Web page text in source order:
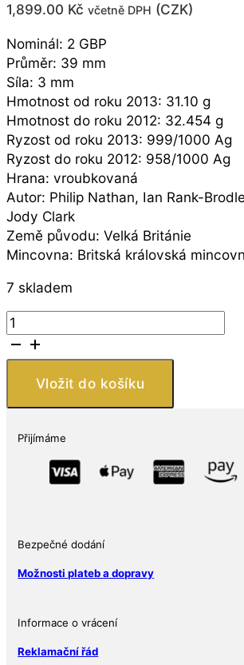
1,899.00 Kč včetně DPH (CZK)
Nominál: 2 GBP
Průměr: 39 mm
Síla: 3 mm
Hmotnost od roku 2013: 31.10 g
Hmotnost do roku 2012: 32.454 g
Ryzost od roku 2013: 999/1000 Ag
Ryzost do roku 2012: 958/1000 Ag
Hrana: vroubkovaná
Autor: Philip Nathan, Ian Rank-
Jody Clark
Země původu: Velká Británie
Mincovna: Britská královská
7 skladem
Stříbrná
investiční
mince-
Britannia
množství
Vložit do košíku
Přijímáme
Bezpečné dodání
Možnosti plateb a dopravy
Informace o vrácení
Reklamační řád